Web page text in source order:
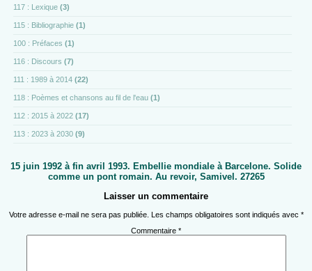
117 : Lexique (3)
115 : Bibliographie (1)
100 : Préfaces (1)
116 : Discours (7)
111 : 1989 à 2014 (22)
118 : Poèmes et chansons au fil de l'eau (1)
112 : 2015 à 2022 (17)
113 : 2023 à 2030 (9)
15 juin 1992 à fin avril 1993. Embellie mondiale à Barcelone. Solide
comme un pont romain. Au revoir, Samivel. 27265
Laisser un commentaire
Votre adresse e-mail ne sera pas publiée. Les champs obligatoires sont indiqués avec *
Commentaire *